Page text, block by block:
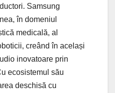
Samsung
în domeniul
medicală, al
creând în același
inovatoare prin
ecosistemul său
deschisă cu